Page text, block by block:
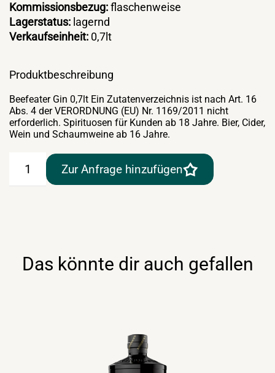
Kommissionsbezug:flaschenweise
Lagerstatus: lagernd
Verkaufseinheit: 0,7lt
Produktbeschreibung
Beefeater Gin 0,7lt Ein Zutatenverzeichnis ist nach Art. 16
Abs. 4 der VERORDNUNG (EU) Nr. 1169/2011 nicht
erforderlich. Spirituosen für Kunden ab 18 Jahre. Bier, Cider,
Wein und Schaumweine ab 16 Jahre.
Beefeater
Zur Anfrage hinzufügen
Das könnte dir auch gefallen